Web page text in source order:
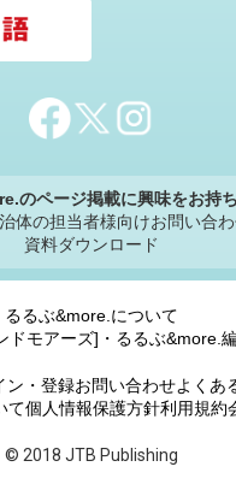
のページ掲載に興味をお持
体の担当者様向けお問い合
資料ダウンロード
るるぶ&more.について
ドモアーズ]・るるぶ&more.
ン・登録お問い合わせよくあ
て個人情報保護方針利用規約
© 2018 JTB Publishing